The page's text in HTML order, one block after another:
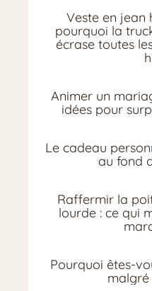
Veste en jean
pourquoi la
écrase toutes
Animer un
idées pour
Le cadeau
au fond
Raffermir la
lourde : ce qui
Pourquoi êtes-
malgré